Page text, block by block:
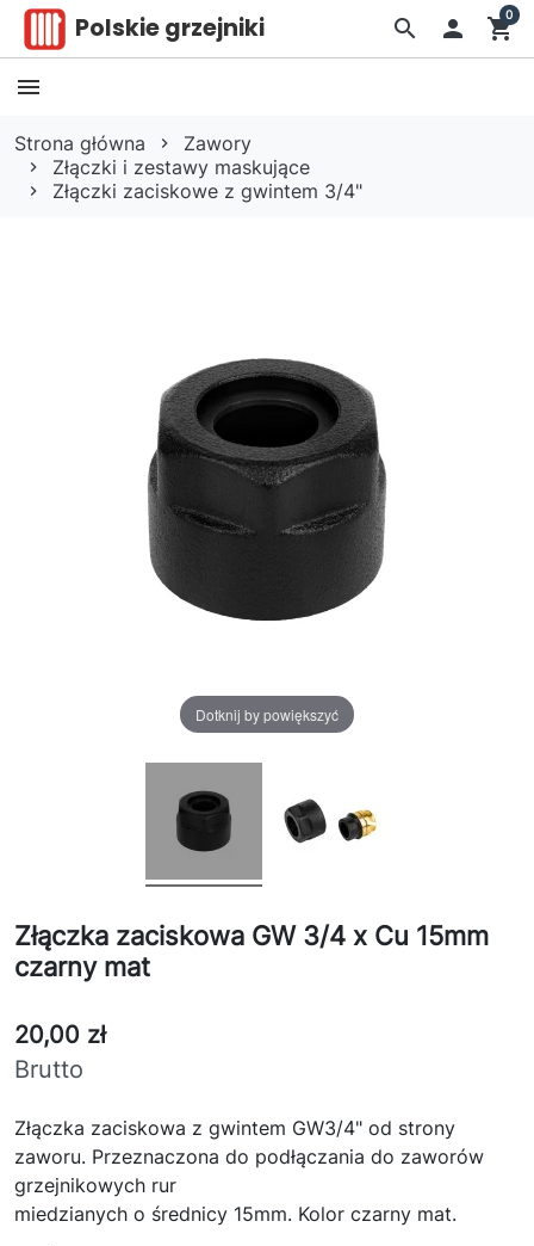
Polskie grzejniki search  shopping_cart
0
Strona główna
Zawory
Złączki i zestawy maskujące
Złączki zaciskowe z gwintem 3/4"
Dotknij by powiększyć
Złączka zaciskowa GW 3/4 x Cu 15mm
czarny mat
20,00 zł
Brutto
Złączka zaciskowa z gwintem GW3/4" od strony
zaworu. Przeznaczona do podłączania do zaworów
grzejnikowych rur
miedzianych o średnicy 15mm. Kolor czarny mat.